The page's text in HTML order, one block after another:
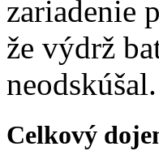
zariadenie
že výdrž
neodskúšal.
Celkový